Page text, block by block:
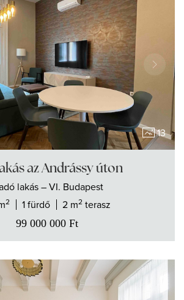
13
az Andrássy úton
lakás– VI. Budapest
2 1 fürdő 2 m2terasz
99 000 000 Ft